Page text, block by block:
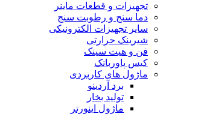
تجهیزات و قطعات ماینر
دما سنج و رطوبت سنج
سایر تجهیزات الکترونیکی
شیرینک حرارتی
فن و هیت سینک
کیس پاوربانک
ماژول های کاربردی
برد آردینو
تولید بخار
ماژول اینورتر